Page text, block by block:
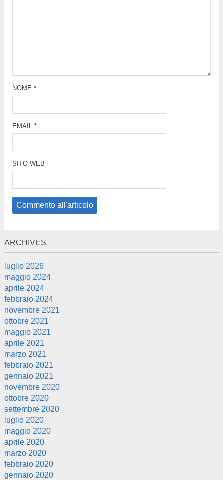
NOME *
EMAIL *
SITO WEB
ARCHIVES
luglio 2026
maggio 2024
aprile 2024
febbraio 2024
novembre 2021
ottobre 2021
maggio 2021
aprile 2021
marzo 2021
febbraio 2021
gennaio 2021
novembre 2020
ottobre 2020
settembre 2020
luglio 2020
maggio 2020
aprile 2020
marzo 2020
febbraio 2020
gennaio 2020